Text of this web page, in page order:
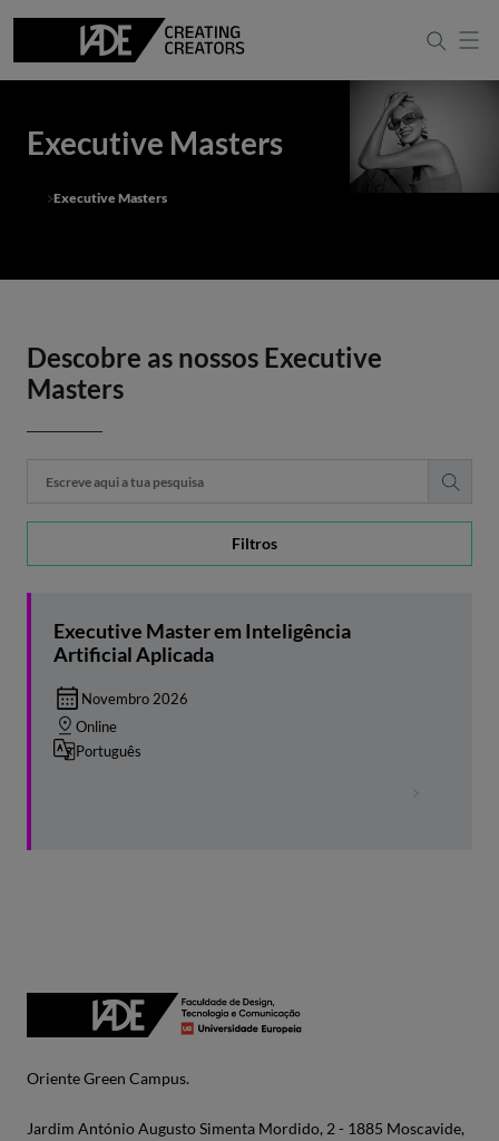
Executive Masters
Executive Masters
Descobre as nossos Executive
Masters
Filtros
Executive Master em Inteligência
Artificial Aplicada
Novembro 2026
Online
Português
Oriente Green Campus.
Jardim António Augusto Simenta Mordido, 2 - 1885 Moscavide,